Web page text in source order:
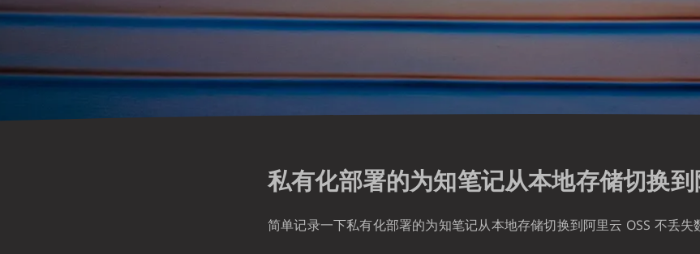
私有化部署的为知笔记从本地存储切换到
简单记录一下私有化部署的为知笔记从本地存储切换到阿里云 OSS 不丢失